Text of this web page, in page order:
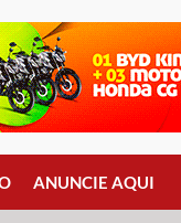
ANUNCIE AQUI